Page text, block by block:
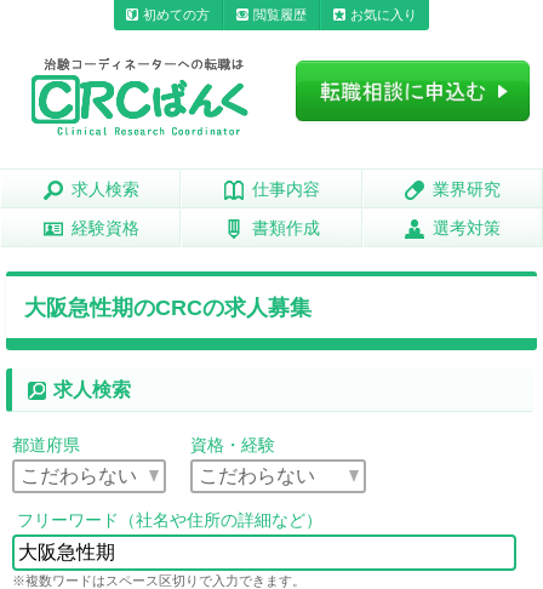
初めての方 閲覧履歴 お気に入り
求人検索
求人検索 仕事内容
仕事内容 業界研究
業界研究
経験資格
経験資格 書類作成
書類作成 選考対策
選考対策
大阪急性期のCRCの求人募集
求人検索
都道府県 資格・経験
フリーワード（社名や住所の詳細など）
※複数ワードはスペース区切りで入力できます。